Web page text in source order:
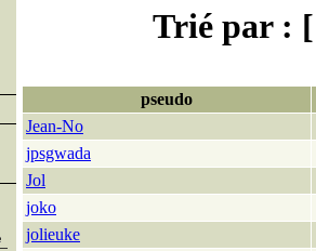
Trié par : [
pseudo
Jean-No
jpsgwada
Jol
joko
jolieuke